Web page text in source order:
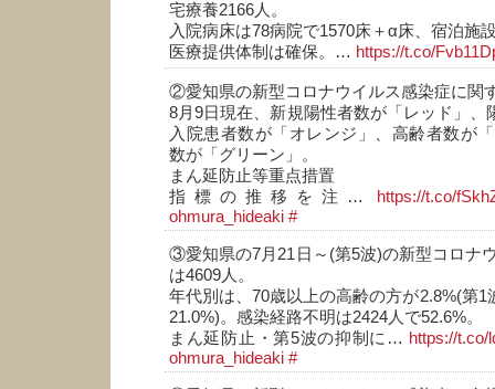
宅療養2166人。
入院病床は78病院で1570床＋α床、宿泊施
医療提供体制は確保。… https://t.co/
②愛知県の新型コロナウイルス感染症に関
8月9日現在、新規陽性者数が「レッド」、
入院患者数が「オレンジ」、高齢者数が
数が「グリーン」。
まん延防止等重点措置
指標の推移を注…
https://t.co/
ohmura_hideaki #
③愛知県の7月21日～(第5波)の新型コロナ
は4609人。
年代別は、70歳以上の高齢の方が2.8%(第1
21.0%)。感染経路不明は2424人で52.6%。
まん延防止・第5波の抑制に… https://t.co/
ohmura_hideaki #